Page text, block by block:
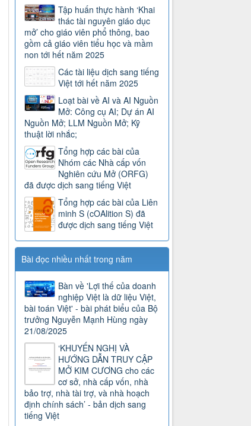
Tập huấn thực hành ‘Khai
thác tài nguyên giáo dục
mở’ cho giáo viên phổ thông, bao
gồm cả giáo viên tiểu học và mầm
non tới hết năm 2025
Các tài liệu dịch sang tiếng
Việt tới hết năm 2025
Loạt bài về AI và AI Nguồn
Mở: Công cụ AI; Dự án AI
Nguồn Mở; LLM Nguồn Mở; Kỹ
thuật lời nhắc;
Tổng hợp các bài của
Nhóm các Nhà cấp vốn
Nghiên cứu Mở (ORFG)
đã được dịch sang tiếng Việt
Tổng hợp các bài của Liên
minh S (cOAlition S) đã
được dịch sang tiếng Việt
Bài đọc nhiều nhất trong năm
Bàn về 'Lợi thế của doanh
nghiệp Việt là dữ liệu Việt,
bài toán Việt' - bài phát biểu của Bộ
trưởng Nguyễn Mạnh Hùng ngày
21/08/2025
‘KHUYẾN NGHỊ VÀ
HƯỚNG DẪN TRUY CẬP
MỞ KIM CƯƠNG cho các
cơ sở, nhà cấp vốn, nhà
bảo trợ, nhà tài trợ, và nhà hoạch
định chính sách’ - bản dịch sang
tiếng Việt